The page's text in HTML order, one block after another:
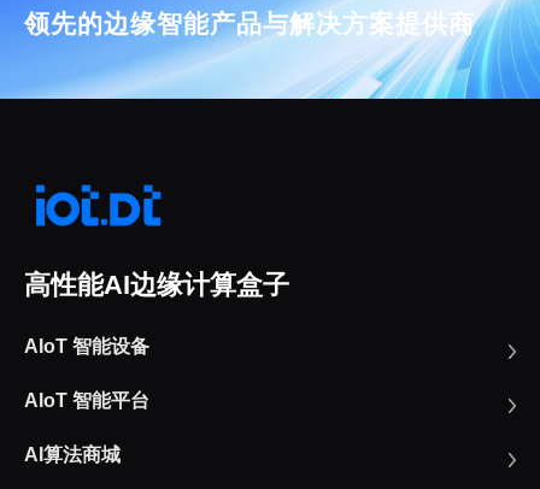
领先的边缘智能产品与解决方案提供商
高性能AI边缘计算盒子
AIoT 智能设备
AIoT 智能平台
AI算法商城